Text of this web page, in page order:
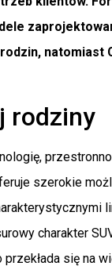
natomiast
rodziny
szerokie
charakter
przekłada się na